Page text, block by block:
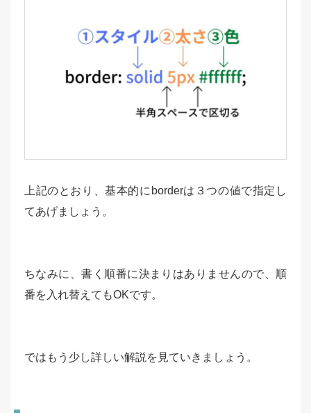
上記のとおり、基本的にborderは３つの値で指定し
てあげましょう。
ちなみに、書く順番に決まりはありませんので、順
番を入れ替えてもOKです。
ではもう少し詳しい解説を見ていきましょう。